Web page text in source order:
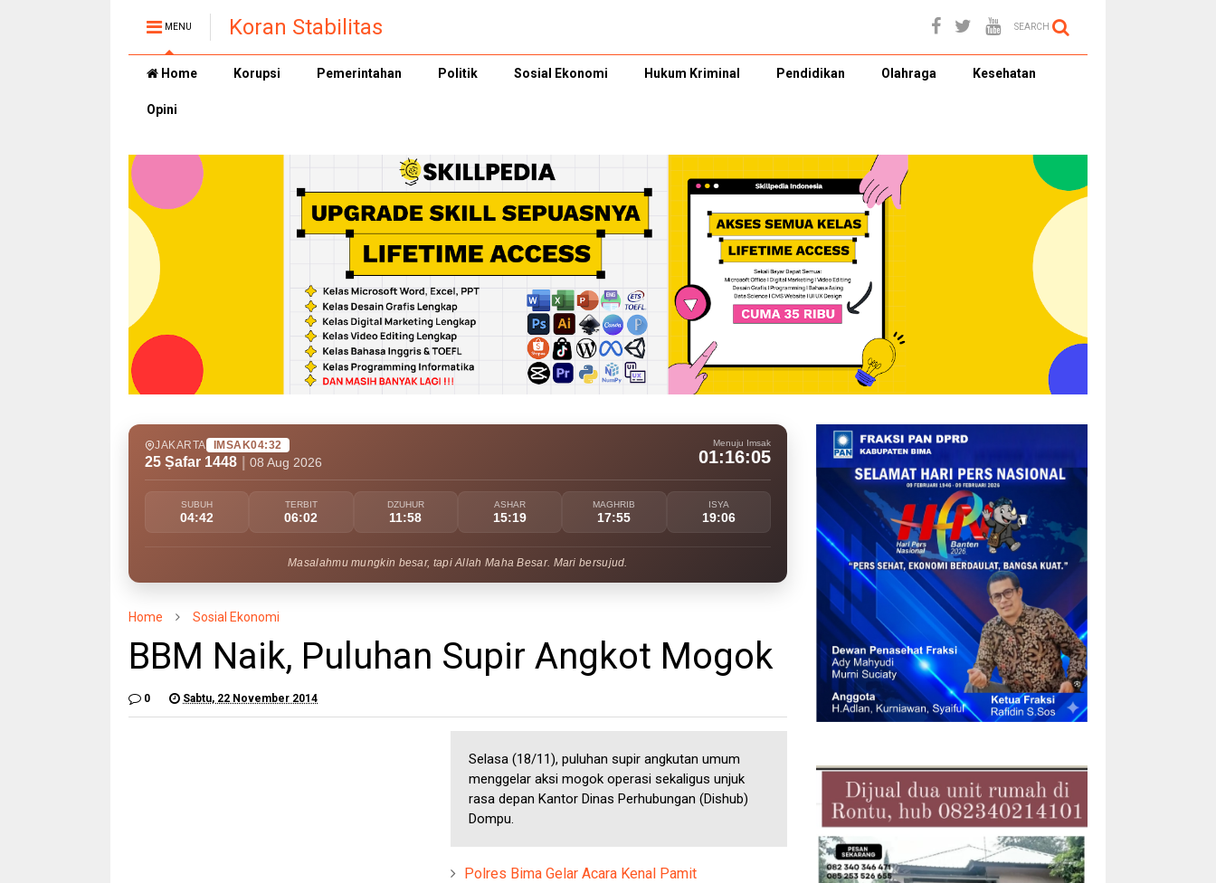
MENU Koran Stabilitas SEARCH
Home Korupsi Pemerintahan Politik Sosial Ekonomi Hukum Kriminal Pendidikan Olahraga Kesehatan
Opini
JAKARTA IMSAK04:32
25 Ṣafar 1448 08 Aug 2026
Menuju Imsak
01:16:04
SUBUH
04:42
TERBIT
06:02
DZUHUR
11:58
ASHAR
15:19
MAGHRIB
17:55
ISYA
19:06
Masalahmu mungkin besar, tapi Allah Maha Besar. Mari bersujud.
Home Sosial Ekonomi
BBM Naik, Puluhan Supir Angkot Mogok
0 Sabtu, 22 November 2014
Selasa (18/11), puluhan supir angkutan umum
menggelar aksi mogok operasi sekaligus unjuk
rasa depan Kantor Dinas Perhubungan (Dishub)
Dompu.
Polres Bima Gelar Acara Kenal Pamit